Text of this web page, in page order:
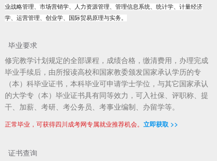
业战略管理、市场营销学、人力资源管理、管理信息系统、统计学、计量经济
学、运营管理、创业学、国际贸易原理与实务。
毕业要求
修完教学计划规定的全部课程，成绩合格，缴清费用，办理完成
毕业手续后，由所报读高校和国家教委颁发国家承认学历的专
（本）科毕业证书，本科毕业可申请学士学位，与其它国家承认
的大学专（本）毕业证书具有同等效力，可入社保、评职称、提
干、加薪、考研、考公务员、考事业编制、办留学等。
正常毕业，可获得四川成考网专属就业推荐机会。 立即获取 >>
证书查询